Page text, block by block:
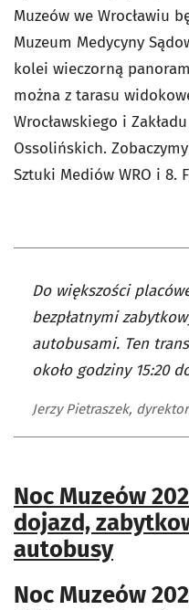
Muzeów we Wrocławiu
Muzeum Medycyny
kolei wieczorną
można z tarasu
Wrocławskiego i
Ossolińskich.
Sztuki Mediów WRO i 8.
Do większości
bezpłatnymi
autobusami. Ten
około godziny 15:20
Jerzy Pietraszek,
Noc Muzeów
dojazd,
autobusy
Noc Muzeów